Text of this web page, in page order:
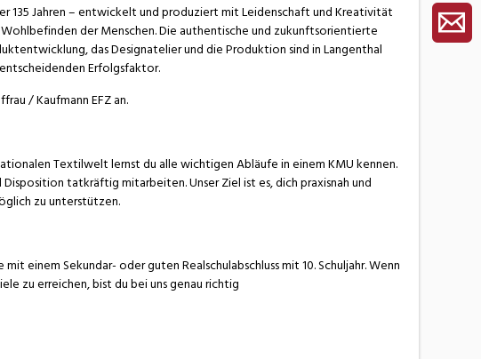
135 Jahren – entwickelt und produziert mit Leidenschaft und Kreativität
der Menschen. Die authentische und zukunftsorientierte
das Designatelier und die Produktion sind in Langenthal
Erfolgsfaktor.
/ Kaufmann EFZ an.
Textilwelt lernst du alle wichtigen Abläufe in einem KMU kennen.
tatkräftig mitarbeiten. Unser Ziel ist es, dich praxisnah und
zu unterstützen.
einem Sekundar- oder guten Realschulabschluss mit 10. Schuljahr. Wenn
zu erreichen, bist du bei uns genau richtig